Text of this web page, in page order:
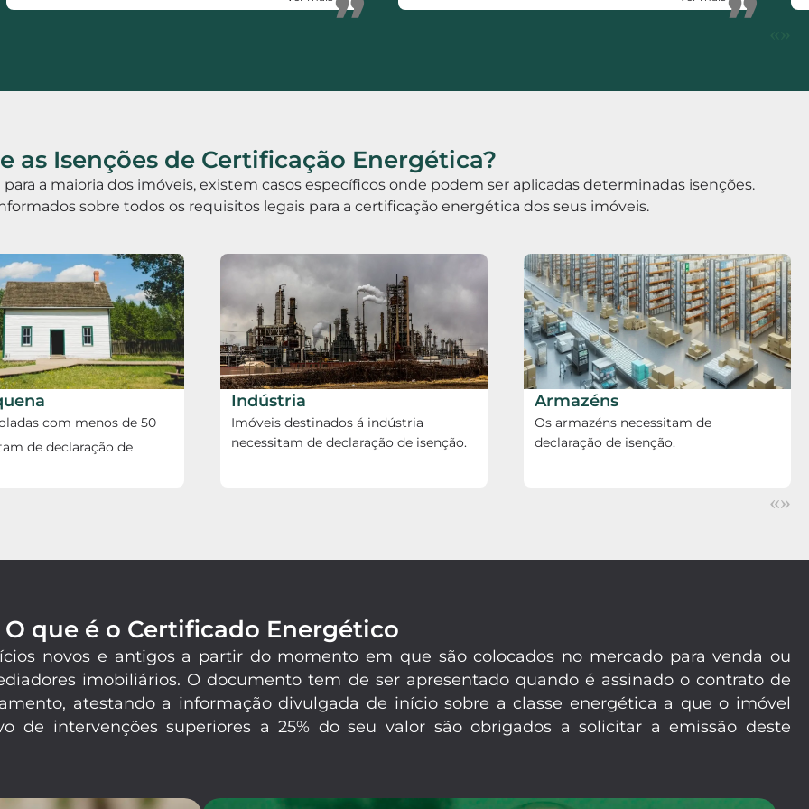
” ”
de certificação energética. Votos de muito
as Isenções de Certificação Energética?
a maioria dos imóveis, existem casos específicos onde podem ser aplicadas determinadas isenções.
sobre todos os requisitos legais para a certificação energética dos seus imóveis.
com menos de 50
de declaração de
Indústria
Imóveis destinados á indústria
necessitam de declaração de isenção.
Armazéns
Os armazéns necessitam de
declaração de isenção.
«»
O que é o Certificado Energético
novos e antigos a partir do momento em que são colocados no mercado para venda ou
imobiliários. O documento tem de ser apresentado quando é assinado o contrato de
atestando a informação divulgada de início sobre a classe energética a que o imóvel
de intervenções superiores a 25% do seu valor são obrigados a solicitar a emissão deste